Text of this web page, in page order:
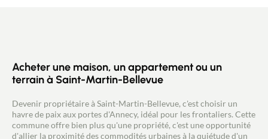
La pièce de vie s'ouvre sur une grande terrasse
carrelée avec store banne et béneficiant d'une
double exposition au sud et à l'est permettant
espace repas. A l'étage se trouvent 3 chambres de
11, 15.5 et 16 m² avec leurs placards intégrés et
une très grande salle de bains avec baignoire,
Acheter une maison, un appartement ou un
terrain à Saint-Martin-Bellevue
Devenir propriétaire à Saint-Martin-Bellevue, c'est choisir un
havre de paix aux portes d'Annecy, idéal pour les frontaliers. Cette
commune offre bien plus qu'une propriété, c'est une opportunité
d'allier la proximité des commodités urbaines à la quiétude d'un